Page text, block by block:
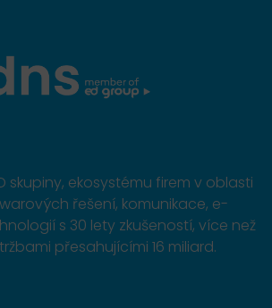
skupiny, ekosystému firem v oblasti
řešení, komunikace, e-
s 30 lety zkušeností, více než
přesahujícími 16 miliard.